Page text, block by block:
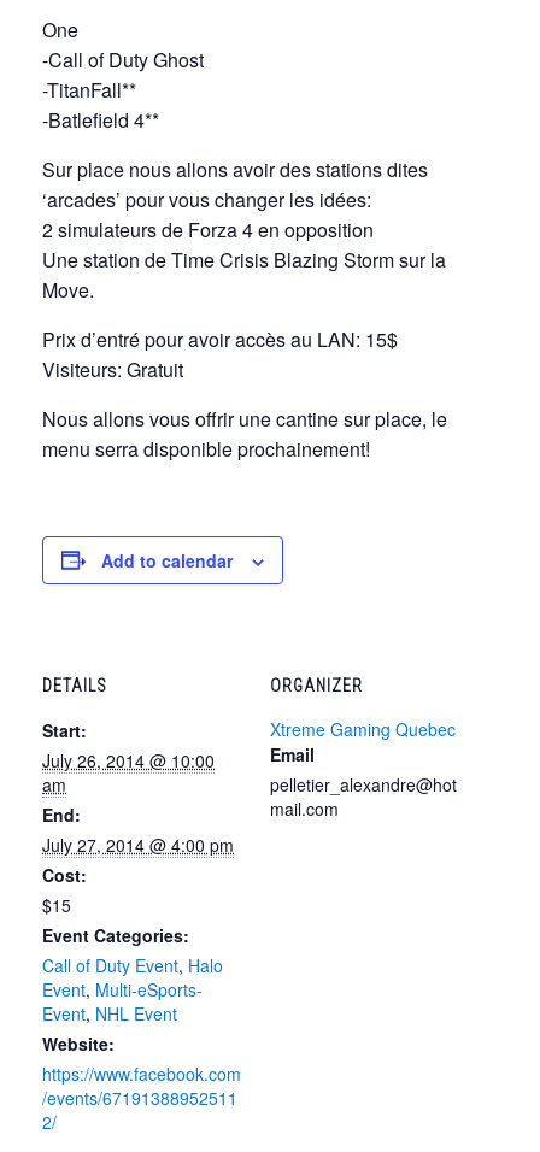
One
-Call of Duty Ghost
-TitanFall**
-Batlefield 4**
Sur place nous allons avoir des stations dites
‘arcades’ pour vous changer les idées:
2 simulateurs de Forza 4 en opposition
Une station de Time Crisis Blazing Storm sur la
Move.
Prix d’entré pour avoir accès au LAN: 15$
Visiteurs: Gratuit
Nous allons vous offrir une cantine sur place, le
menu serra disponible prochainement!
Add to calendar
DETAILS
Start:
July 26, 2014 @ 10:00
am
End:
July 27, 2014 @ 4:00 pm
Cost:
$15
Event Categories:
Call of Duty Event, Halo
Event, Multi-eSports-
Event, NHL Event
Website:
https://www.facebook.com
/events/67191388952511
2/
ORGANIZER
Xtreme Gaming Quebec
Email
pelletier_alexandre@hot
mail.com